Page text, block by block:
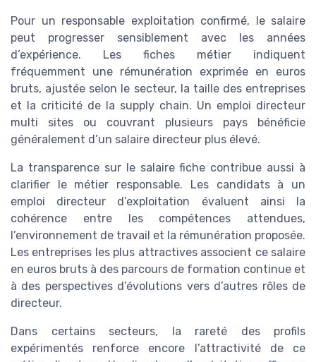
Pour un responsable exploitation confirmé, le salaire
peut progresser sensiblement avec les années
d’expérience. Les fiches métier indiquent
fréquemment une rémunération exprimée en euros
bruts, ajustée selon le secteur, la taille des entreprises
et la criticité de la supply chain. Un emploi directeur
multi sites ou couvrant plusieurs pays bénéficie
généralement d’un salaire directeur plus élevé.
La transparence sur le salaire fiche contribue aussi à
clarifier le métier responsable. Les candidats à un
emploi directeur d’exploitation évaluent ainsi la
cohérence entre les compétences attendues,
l’environnement de travail et la rémunération proposée.
Les entreprises les plus attractives associent ce salaire
en euros bruts à des parcours de formation continue et
à des perspectives d’évolutions vers d’autres rôles de
directeur.
Dans certains secteurs, la rareté des profils
expérimentés renforce encore l’attractivité de ce